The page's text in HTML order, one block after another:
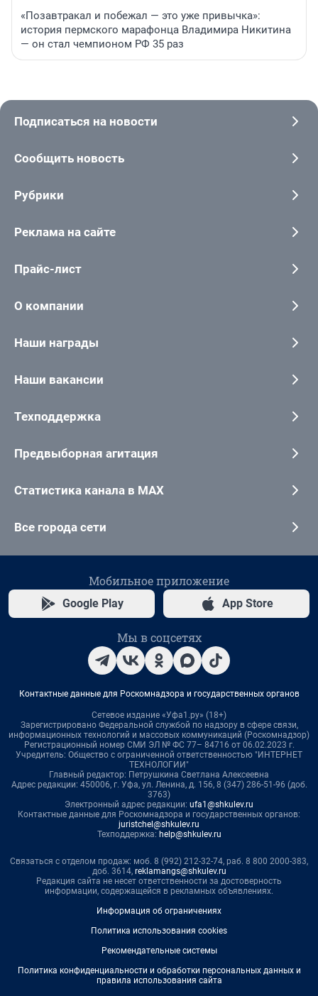
«Позавтракал и побежал — это уже привычка»:
история пермского марафонца Владимира Никитина
— он стал чемпионом РФ 35 раз
Подписаться на новости
Сообщить новость
Рубрики
Реклама на сайте
Прайс-лист
О компании
Наши награды
Наши вакансии
Техподдержка
Предвыборная агитация
Статистика канала в MAX
Все города сети
Мобильное приложение
Google Play App Store
Мы в соцсетях
Контактные данные для Роскомнадзора и государственных органов
Сетевое издание «Уфа1.ру» (18+)
Зарегистрировано Федеральной службой по надзору в сфере связи,
информационных технологий и массовых коммуникаций (Роскомнадзор)
Регистрационный номер СМИ ЭЛ № ФС 77– 84716 от 06.02.2023 г.
Учредитель: Общество с ограниченной ответственностью "ИНТЕРНЕТ
ТЕХНОЛОГИИ"
Главный редактор: Петрушкина Светлана Алексеевна
Адрес редакции: 450006, г. Уфа, ул. Ленина, д. 156, 8 (347) 286-51-96 (доб.
3763)
Электронный адрес редакции: ufa1@shkulev.ru
Контактные данные для Роскомнадзора и государственных органов:
juristchel@shkulev.ru
Техподдержка: help@shkulev.ru
Связаться с отделом продаж: моб. 8 (992) 212-32-74, раб. 8 800 2000-383,
доб. 3614, reklamangs@shkulev.ru
Редакция сайта не несет ответственности за достоверность
информации, содержащейся в рекламных объявлениях.
Информация об ограничениях
Политика использования cookies
Рекомендательные системы
Политика конфиденциальности и обработки персональных данных и
правила использования сайта